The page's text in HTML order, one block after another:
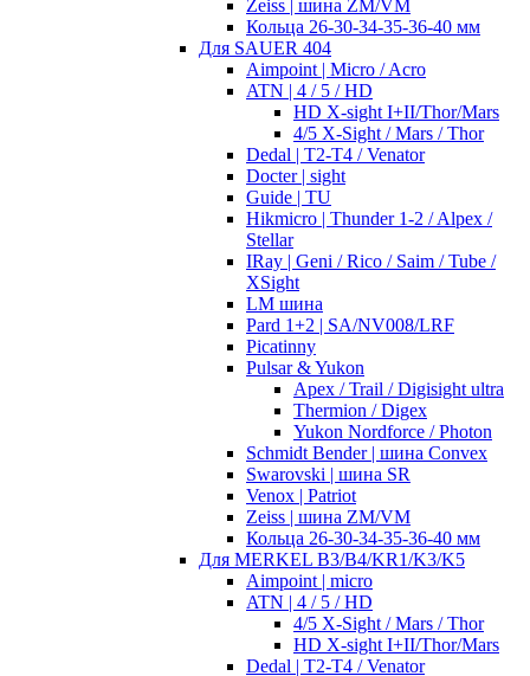
Zeiss | шина ZM/VM
Кольца 26-30-34-35-36-40 мм
Для SAUER 404
Aimpoint | Micro / Acro
ATN | 4 / 5 / HD
HD X-sight I+II/Thor/Mars
4/5 X-Sight / Mars / Thor
Dedal | T2-T4 / Venator
Docter | sight
Guide | TU
Hikmicro | Thunder 1-2 / Alpex /
Stellar
IRay | Geni / Rico / Saim / Tube /
XSight
LM шина
Pard 1+2 | SA/NV008/LRF
Picatinny
Pulsar & Yukon
Apex / Trail / Digisight ultra
Thermion / Digex
Yukon Nordforce / Photon
Schmidt Bender | шина Convex
Swarovski | шина SR
Venox | Patriot
Zeiss | шина ZM/VM
Кольца 26-30-34-35-36-40 мм
Для MERKEL B3/B4/KR1/K3/K5
Aimpoint | micro
ATN | 4 / 5 / HD
4/5 X-Sight / Mars / Thor
HD X-sight I+II/Thor/Mars
Dedal | T2-T4 / Venator